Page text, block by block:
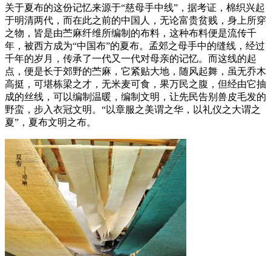
关于夏布的这份记忆来源于“慈母手中线”，据考证，棉织兴起
于明清两代，而在此之前的中国人，无论富贵贫贱，身上所穿
之物，皆是由苎麻纤维所编制的布料，这种布料便是流传千
年，被西方成为“中国布”的夏布。孟郊之母手中的缝线，经过
千年的岁月，传承了一代又一代对母亲的记忆。而这线的起
点，便是长于郊野的苎麻，它紧贴大地，随风起舞，虽无乔木
高挺，可堪栋梁之才，无米麦可食，果万民之腹，但经由它抽
成的丝线，可以编制温暖，编制文明，让先民告别兽皮毛发的
野蛮，步入衣冠文明。“以章服之美谓之华，以礼仪之大谓之
夏”，夏布文明之布。